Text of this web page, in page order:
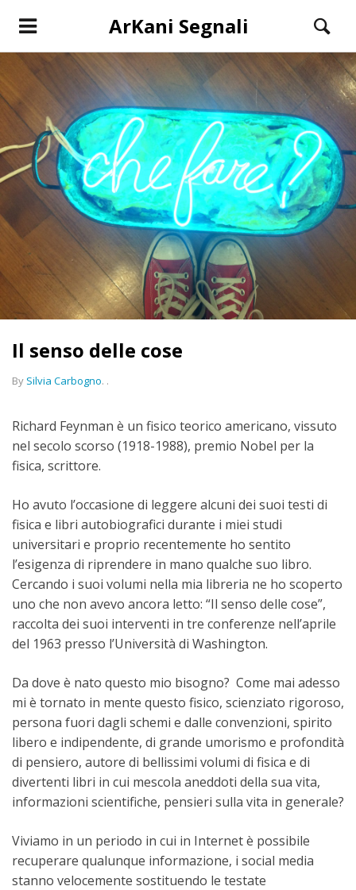
ArKani Segnali
Il senso delle cose
By Silvia Carbogno. .
Richard Feynman è un fisico teorico americano, vissuto
nel secolo scorso (1918-1988), premio Nobel per la
fisica, scrittore.
Ho avuto l’occasione di leggere alcuni dei suoi testi di
fisica e libri autobiografici durante i miei studi
universitari e proprio recentemente ho sentito
l’esigenza di riprendere in mano qualche suo libro.
Cercando i suoi volumi nella mia libreria ne ho scoperto
uno che non avevo ancora letto: “Il senso delle cose”,
raccolta dei suoi interventi in tre conferenze nell’aprile
del 1963 presso l’Università di Washington.
Da dove è nato questo mio bisogno? Come mai adesso
mi è tornato in mente questo fisico, scienziato rigoroso,
persona fuori dagli schemi e dalle convenzioni, spirito
libero e indipendente, di grande umorismo e profondità
di pensiero, autore di bellissimi volumi di fisica e di
divertenti libri in cui mescola aneddoti della sua vita,
informazioni scientifiche, pensieri sulla vita in generale?
Viviamo in un periodo in cui in Internet è possibile
recuperare qualunque informazione, i social media
stanno velocemente sostituendo le testate